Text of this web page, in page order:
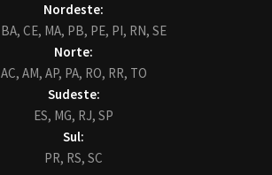
Nordeste:
BA, CE, MA, PB, PE, PI, RN, SE
Norte:
AC, AM, AP, PA, RO, RR, TO
Sudeste:
ES, MG, RJ, SP
Sul:
PR, RS, SC